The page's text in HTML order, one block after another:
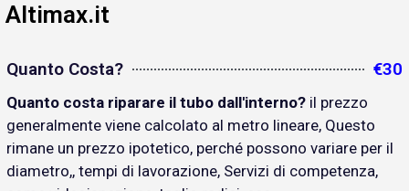
Altimax.it
Quanto Costa? €30
Quanto costa riparare il tubo dall'interno? il prezzo
generalmente viene calcolato al metro lineare, Questo
rimane un prezzo ipotetico, perché possono variare per il
diametro,, tempi di lavorazione, Servizi di competenza,